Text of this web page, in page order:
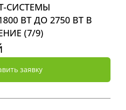
СИСТЕМЫ
ВТ ДО 2750 ВТ В
(7/9)
заявку